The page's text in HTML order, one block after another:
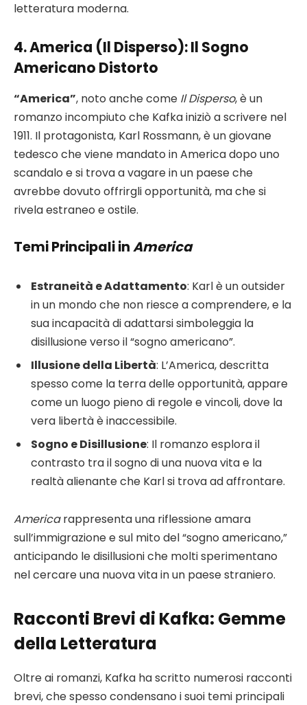
letteratura moderna.
4.America (Il Disperso): Il Sogno
Americano Distorto
“America”, noto anche come Il Disperso, è un
romanzo incompiuto che Kafka iniziò a scrivere nel
1911. Il protagonista, Karl Rossmann, è un giovane
tedesco che viene mandato in America dopo uno
scandalo e si trova a vagare in un paese che
avrebbe dovuto offrirgli opportunità, ma che si
rivela estraneo e ostile.
Temi Principali inAmerica
Estraneità e Adattamento: Karl è un outsider
in un mondo che non riesce a comprendere, e la
sua incapacità di adattarsi simboleggia la
disillusione verso il “sogno americano”.
Illusione della Libertà: L’America, descritta
spesso come la terra delle opportunità, appare
come un luogo pieno di regole e vincoli, dove la
vera libertà è inaccessibile.
Sogno e Disillusione: Il romanzo esplora il
contrasto tra il sogno di una nuova vita e la
realtà alienante che Karl si trova ad affrontare.
Americarappresenta una riflessione amara
sull’immigrazione e sul mito del “sogno americano,”
anticipando le disillusioni che molti sperimentano
nel cercare una nuova vita in un paese straniero.
Racconti Brevi di Kafka: Gemme
della Letteratura
Oltre ai romanzi, Kafka ha scritto numerosi racconti
brevi, che spesso condensano i suoi temi principali